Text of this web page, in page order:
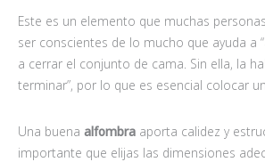
Este es un elemento que muchas
ser conscientes de lo mucho que ayuda a
a cerrar el conjunto de cama. Sin ella, la
terminar”, por lo que es esencial colocar
Una buena alfombra aporta calidez y
importante que elijas las dimensiones